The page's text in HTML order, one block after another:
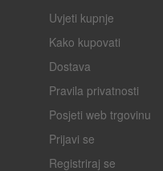
Uvjeti kupnje
Kako kupovati
Dostava
Pravila privatnosti
Posjeti web trgovinu
Prijavi se
Registriraj se